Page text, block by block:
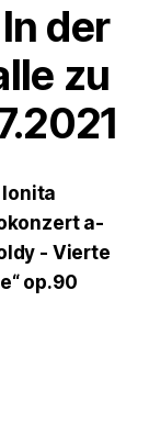
der
zu
ta
a-
- Vierte
“ op.90